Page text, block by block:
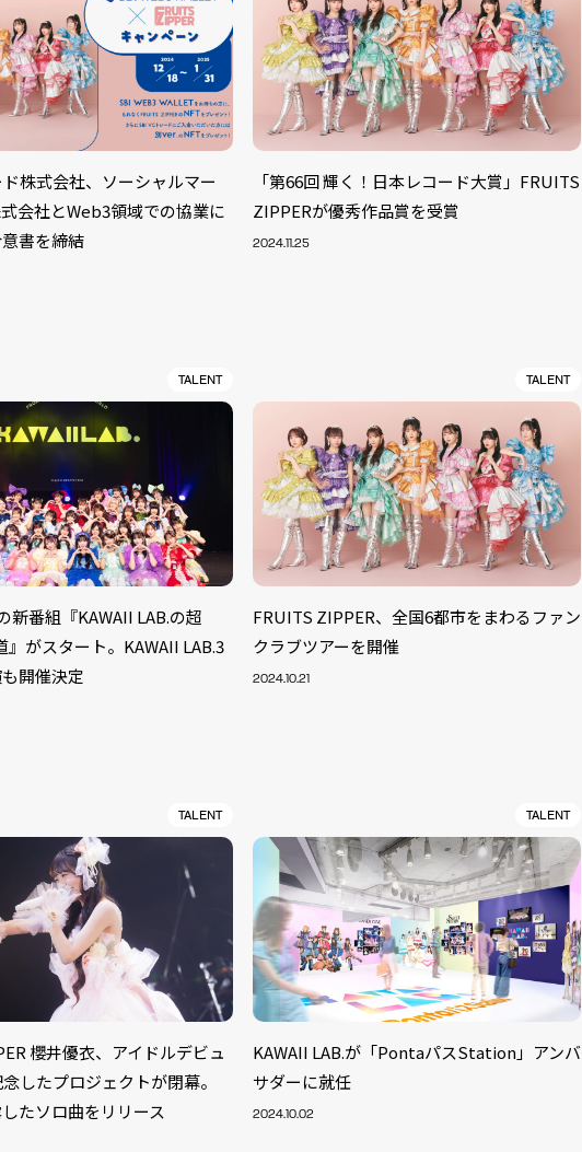
株式会社、ソーシャルマー
会社とWeb3領域での協業に
書を締結
「第66回 輝く！日本レコード大賞」FRUITS
ZIPPERが優秀作品賞を受賞
2024.11.25
TALENT
新番組『KAWAII LAB.の超
』がスタート。KAWAII LAB.3
開催決定
TALENT
FRUITS ZIPPER、全国6都市をまわるファン
クラブツアーを開催
2024.10.21
TALENT
櫻井優衣、アイドルデビュ
したプロジェクトが閉幕。
たソロ曲をリリース
TALENT
KAWAII LAB.が「PontaパスStation」アンバ
サダーに就任
2024.10.02